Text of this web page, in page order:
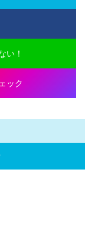
い！
ック